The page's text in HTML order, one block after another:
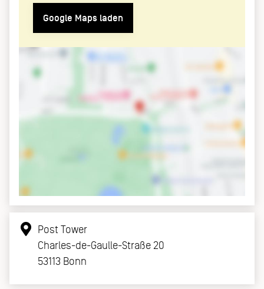
Google Maps laden
Post Tower
Charles-de-Gaulle-Straße 20
53113 Bonn